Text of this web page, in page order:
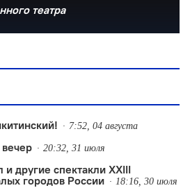
театра
7:52, 04 августа
20:32, 31 июля
другие спектакли XXIII
городов России
18:16, 30 июля